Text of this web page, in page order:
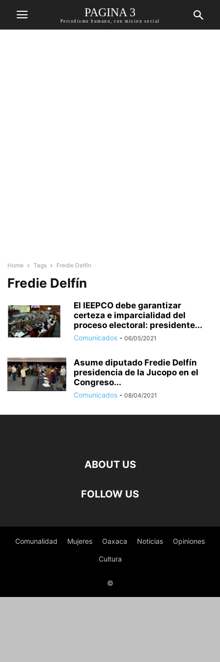
PAGINA 3
Periodismo humano, con mision social
Home Tags Fredie Delfín
Fredie Delfín
El IEEPCO debe garantizar
certeza e imparcialidad del
proceso electoral: presidente...
Comunicados - 06/05/2021
Asume diputado Fredie Delfín
presidencia de la Jucopo en el
Congreso...
Comunicados - 08/04/2021
ABOUT US
FOLLOW US
Comunalidad Mujeres Oaxaca Noticias Opiniones
Cultura
©